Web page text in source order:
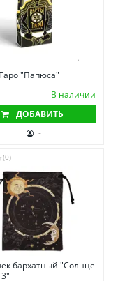
"Папюса"
В наличии
ДОБАВИТЬ
-
(0)
бархатный "Солнце